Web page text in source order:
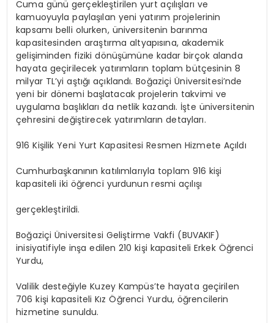
Cuma günü gerçekleştirilen yurt açılışları ve
kamuoyuyla paylaşılan yeni yatırım projelerinin
kapsamı belli olurken, üniversitenin barınma
kapasitesinden araştırma altyapısına, akademik
gelişiminden fiziki dönüşümüne kadar birçok alanda
hayata geçirilecek yatırımların toplam bütçesinin 8
milyar TL’yi aştığı açıklandı. Boğaziçi Üniversitesi’nde
yeni bir dönemi başlatacak projelerin takvimi ve
uygulama başlıkları da netlik kazandı. İşte üniversitenin
çehresini değiştirecek yatırımların detayları.
916 Kişilik Yeni Yurt Kapasitesi Resmen Hizmete Açıldı
Cumhurbaşkanının katılımlarıyla toplam 916 kişi
kapasiteli iki öğrenci yurdunun resmi açılışı
gerçekleştirildi.
Boğaziçi Üniversitesi Geliştirme Vakfi (BUVAKIF)
inisiyatifiyle inşa edilen 210 kişi kapasiteli Erkek Öğrenci
Yurdu,
Valilik desteğiyle Kuzey Kampüs’te hayata geçirilen
706 kişi kapasiteli Kız Öğrenci Yurdu, öğrencilerin
hizmetine sunuldu.